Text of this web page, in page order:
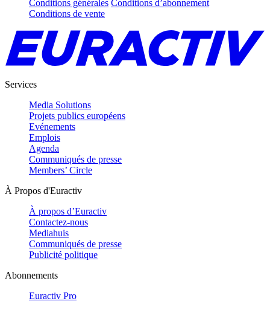
Conditions générales Conditions d’abonnement
Conditions de vente
Services
Media Solutions
Projets publics européens
Evénements
Emplois
Agenda
Communiqués de presse
Members’ Circle
À Propos d'Euractiv
À propos d’Euractiv
Contactez-nous
Mediahuis
Communiqués de presse
Publicité politique
Abonnements
Euractiv Pro